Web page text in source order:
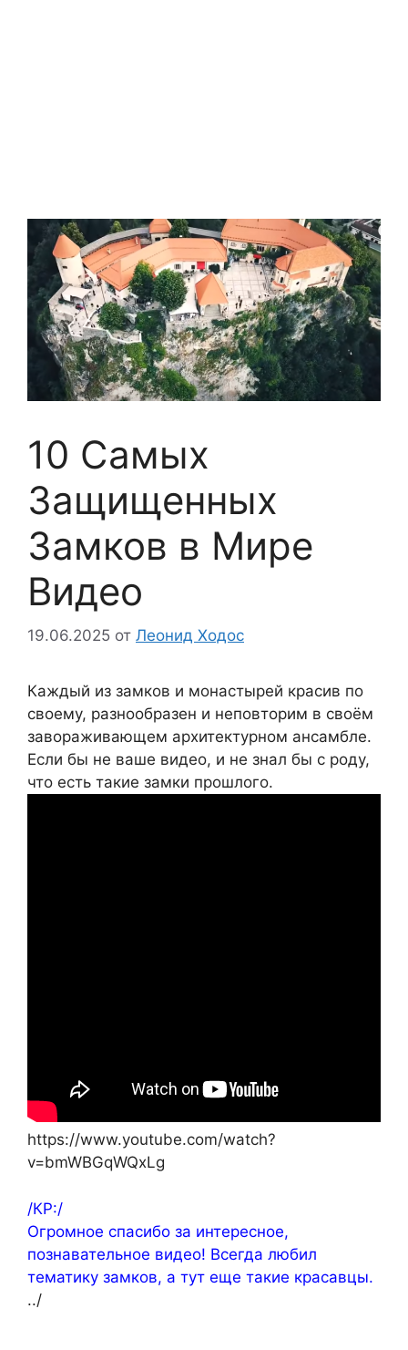
10 Самых
Защищенных
Замков в Мире
Видео
19.06.2025 от Леонид Ходос
Каждый из замков и монастырей красив по
своему, разнообразен и неповторим в своём
завораживающем архитектурном ансамбле.
Если бы не ваше видео, и не знал бы с роду,
что есть такие замки прошлого.
https://www.youtube.com/watch?
v=bmWBGqWQxLg
/КР:/
Огромное спасибо за интересное,
познавательное видео! Всегда любил
тематику замков, а тут еще такие красавцы.
../